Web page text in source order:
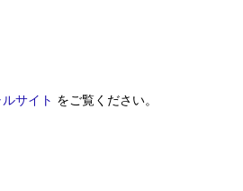
サイト をご覧ください。